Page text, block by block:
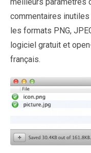
commentaires
les formats PNG,
logiciel gratuit et
français.